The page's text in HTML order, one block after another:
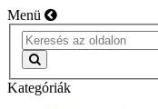
Menü
Kategóriák